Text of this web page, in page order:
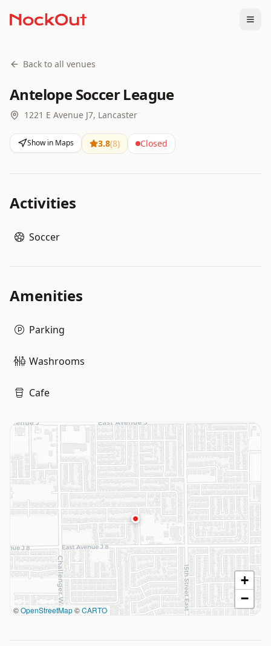
Back to all venues
Antelope Soccer League
1221 E Avenue J7, Lancaster
Show in Maps 3.8(8) Closed
Activities
Soccer
Amenities
Parking
Washrooms
Cafe
©OpenStreetMap©CARTO
+
−